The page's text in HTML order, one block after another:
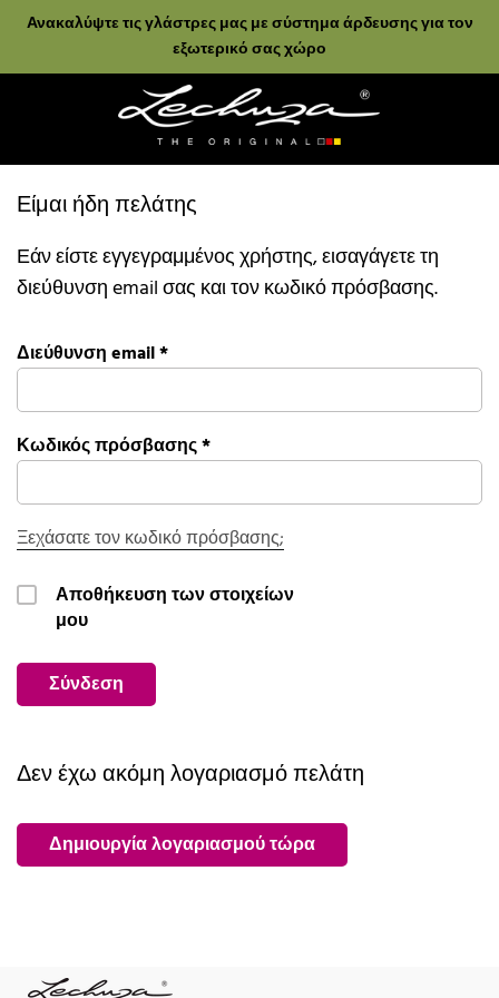
Ανακαλύψτε τις γλάστρες μας με σύστημα άρδευσης για τον
εξωτερικό σας χώρο
Είμαι ήδη πελάτης
Εάν είστε εγγεγραμμένος χρήστης, εισαγάγετε τη
διεύθυνση email σας και τον κωδικό πρόσβασης.
Διεύθυνση email*
Κωδικός πρόσβασης*
Ξεχάσατε τον κωδικό πρόσβασης;
Αποθήκευση των στοιχείων
μου
Σύνδεση
Δεν έχω ακόμη λογαριασμό πελάτη
Δημιουργία λογαριασμού τώρα